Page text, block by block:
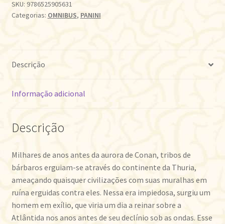
•
1
SKU: 9786525905631
Categorias: OMNIBUS, PANINI
Descrição
Informação adicional
Descrição
Milhares de anos antes da aurora de Conan, tribos de
bárbaros erguiam-se através do continente da Thuria,
ameaçando quaisquer civilizações com suas muralhas em
ruína erguidas contra eles. Nessa era impiedosa, surgiu um
homem em exílio, que viria um dia a reinar sobre a
Atlântida nos anos antes de seu declínio sob as ondas. Esse